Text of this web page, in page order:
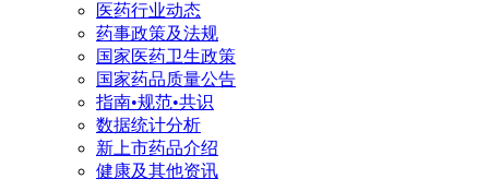
医药行业动态
药事政策及法规
国家医药卫生政策
国家药品质量公告
指南•规范•共识
数据统计分析
新上市药品介绍
健康及其他资讯